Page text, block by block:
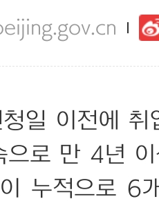
일 이전에
으로 만 4년
누적으로 6